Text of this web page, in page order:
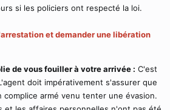
si les policiers ont respecté la loi.
et demander une libération
de vous fouiller à votre arrivée : C'est
doit impérativement s'assurer que
complice armé venu tenter une évasion.